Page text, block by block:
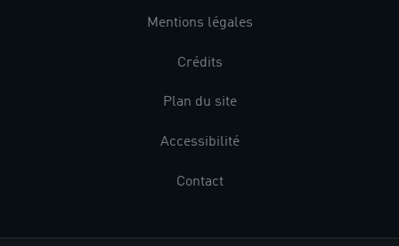
Mentions légales
Crédits
Plan du site
Accessibilité
Contact